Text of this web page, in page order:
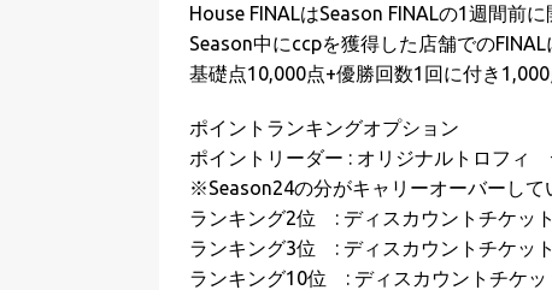
House FINALはSeason FINALの1週間前
Season中にccpを獲得した店舗でのFINAL
基礎点10,000点+優勝回数1回に付き1,000
ポイントランキングオプション
ポイントリーダー : オリジナルトロフィ
※Season24の分がキャリーオーバーして
ランキング2位 : ディスカウントチケッ
ランキング3位 : ディスカウントチケッ
ランキング10位 : ディスカウントチケッ